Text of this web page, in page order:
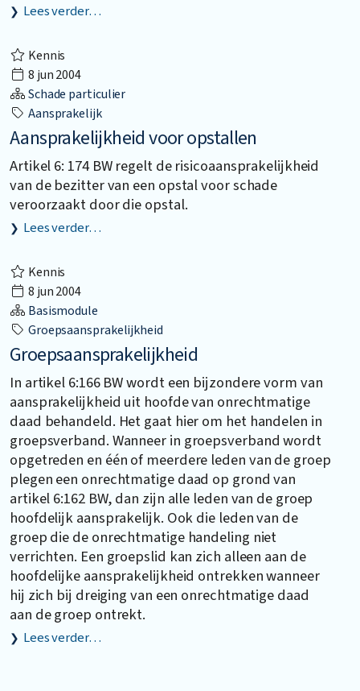
Lees verder…
Kennis
8 jun 2004
Schade particulier
Aansprakelijk
Aansprakelijkheid voor opstallen
Artikel 6: 174 BW regelt de risicoaansprakelijkheid
van de bezitter van een opstal voor schade
veroorzaakt door die opstal.
Lees verder…
Kennis
8 jun 2004
Basismodule
Groepsaansprakelijkheid
Groepsaansprakelijkheid
In artikel 6:166 BW wordt een bijzondere vorm van
aansprakelijkheid uit hoofde van onrechtmatige
daad behandeld. Het gaat hier om het handelen in
groepsverband. Wanneer in groepsverband wordt
opgetreden en één of meerdere leden van de groep
plegen een onrechtmatige daad op grond van
artikel 6:162 BW, dan zijn alle leden van de groep
hoofdelijk aansprakelijk. Ook die leden van de
groep die de onrechtmatige handeling niet
verrichten. Een groepslid kan zich alleen aan de
hoofdelijke aansprakelijkheid ontrekken wanneer
hij zich bij dreiging van een onrechtmatige daad
aan de groep ontrekt.
Lees verder…